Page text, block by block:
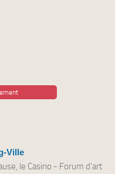
Ville
le Casino - Forum d'art